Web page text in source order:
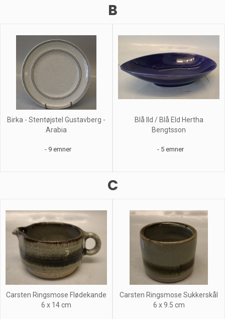
B
Birka - Stentøjstel Gustavberg -
Arabia
- 9 emner
Blå Ild / Blå Eld Hertha
Bengtsson
- 5 emner
C
Carsten Ringsmose Flødekande
6 x 14 cm
Carsten Ringsmose Sukkerskål
6 x 9.5 cm